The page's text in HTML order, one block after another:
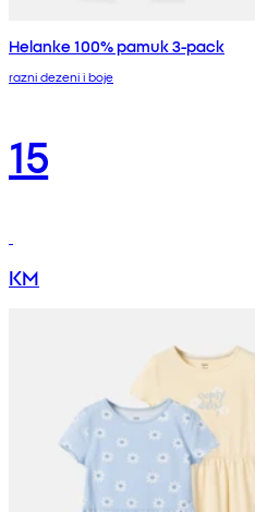
Helanke 100% pamuk 3-pack
razni dezeni i boje
15
KM